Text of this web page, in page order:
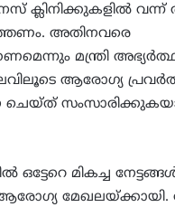
ക്ലിനിക്കുകളില്‍
അതിനവരെ
മന്ത്രി
ആരോഗ്യ
മികച്ച
മേഖലയ്ക്കായി.